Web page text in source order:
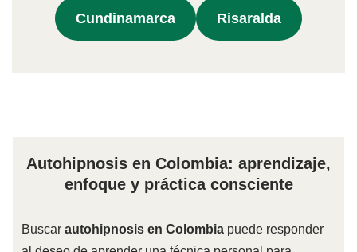
Cundinamarca Risaralda
Autohipnosis en Colombia: aprendizaje,
enfoque y práctica consciente
Buscar autohipnosis en Colombiapuede responder